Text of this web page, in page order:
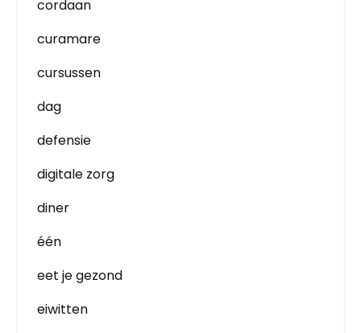
cordaan
curamare
cursussen
dag
defensie
digitale zorg
diner
één
eet je gezond
eiwitten